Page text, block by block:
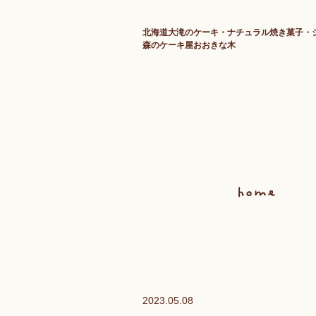
北海道大滝のケーキ・ナチュラル焼き菓子・
森のケーキ屋おおきな木
2023.05.08